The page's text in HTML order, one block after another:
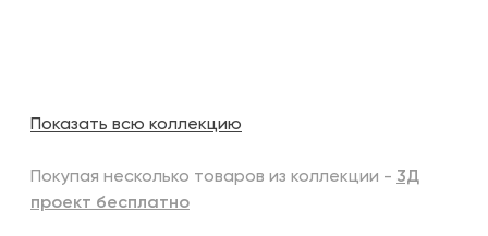
Показать всю коллекцию
Покупая несколько товаров из коллекции - 3Д
проект бесплатно